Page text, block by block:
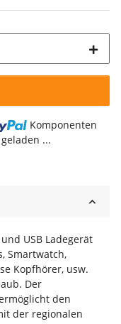
Komponenten
...
USB Ladegerät
Smartwatch,
Kopfhörer, usw.
Der
den
der regionalen